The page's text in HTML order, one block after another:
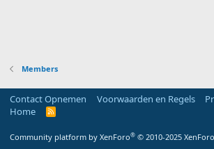
Members
Contact Opnemen Voorwaarden en Regels
Home
R
Community platform by XenForo® © 2010-2025